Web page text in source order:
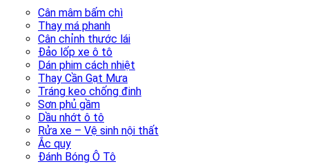
Cân mâm bấm chì
Thay má phanh
Cân chỉnh thước lái
Đảo lốp xe ô tô
Dán phim cách nhiệt
Thay Cần Gạt Mưa
Tráng keo chống đinh
Sơn phủ gầm
Dầu nhớt ô tô
Rửa xe – Vệ sinh nội thất
Ắc quy
Đánh Bóng Ô Tô